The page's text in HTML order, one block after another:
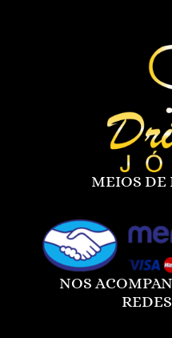
MEIOS DE
NOS